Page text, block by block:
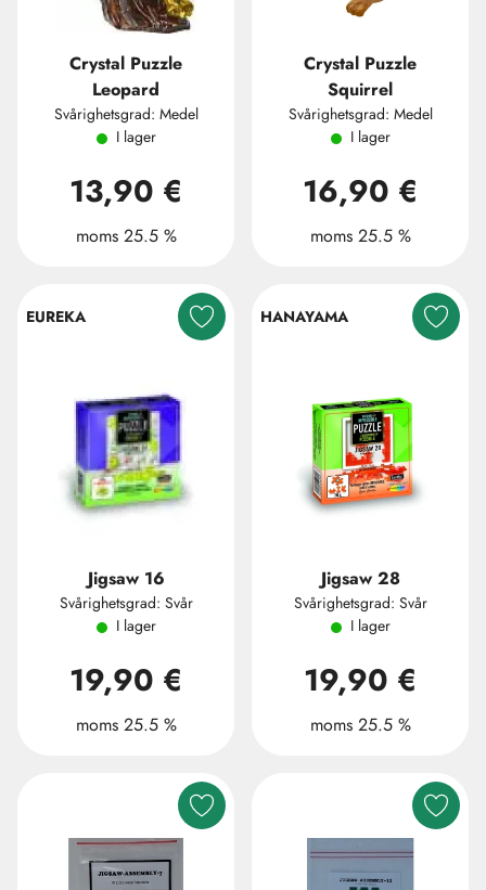
Crystal Puzzle
Leopard
Svårighetsgrad: Medel
I lager
13,90 €
moms 25.5 %
Crystal Puzzle
Squirrel
Svårighetsgrad: Medel
I lager
16,90 €
moms 25.5 %
EUREKA
Jigsaw 16
Svårighetsgrad: Svår
I lager
19,90 €
moms 25.5 %
HANAYAMA
Jigsaw 28
Svårighetsgrad: Svår
I lager
19,90 €
moms 25.5 %